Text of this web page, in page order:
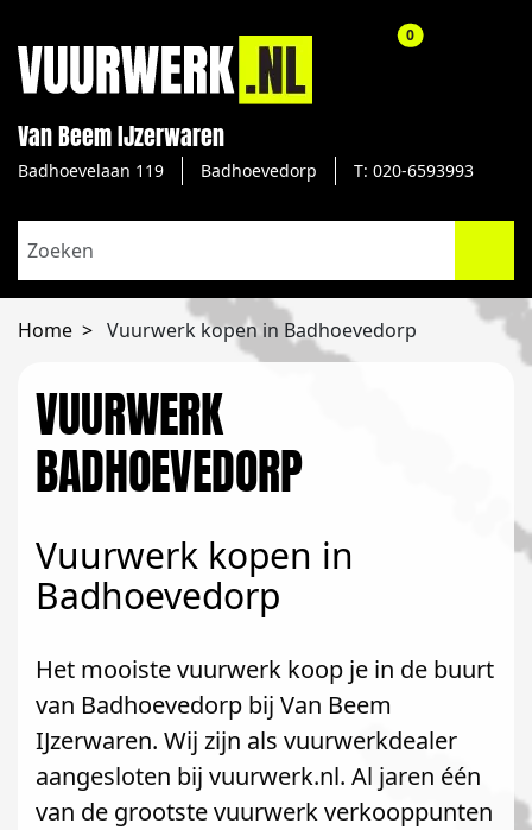
Van Beem IJzerwaren
Badhoevelaan 119 Badhoevedorp T: 020-6593993
0aantal
Home Vuurwerk kopen in Badhoevedorp
VUURWERK
BADHOEVEDORP
Vuurwerk kopen in
Badhoevedorp
Het mooiste vuurwerk koop je in de buurt
van Badhoevedorp bij Van Beem
IJzerwaren. Wij zijn als vuurwerkdealer
aangesloten bij vuurwerk.nl. Al jaren één
van de grootste vuurwerk verkooppunten